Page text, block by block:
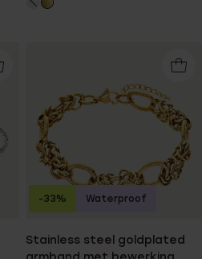
Stainless steel goldplated
-33% Waterproof